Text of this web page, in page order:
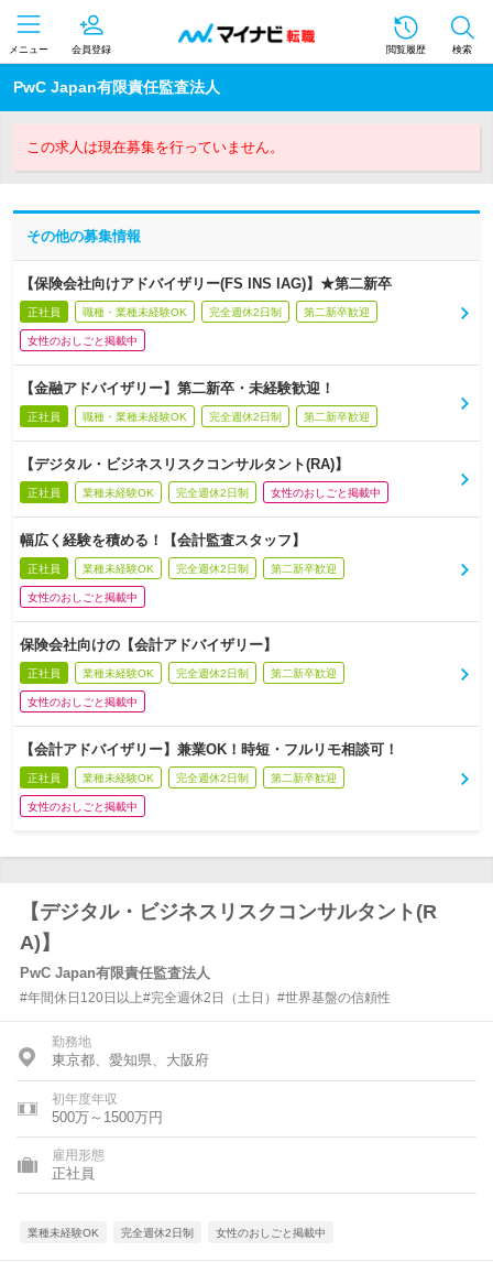
メニュー 会員登録 閲覧履歴 検索
PwC Japan有限責任監査法人
この求人は現在募集を行っていません。
その他の募集情報
【保険会社向けアドバイザリー(FS INS IAG)】★第二新卒
正社員 職種・業種未経験OK 完全週休2日制 第二新卒歓迎
女性のおしごと掲載中
【金融アドバイザリー】第二新卒・未経験歓迎！
正社員 職種・業種未経験OK 完全週休2日制 第二新卒歓迎
【デジタル・ビジネスリスクコンサルタント(RA)】
正社員 業種未経験OK 完全週休2日制 女性のおしごと掲載中
幅広く経験を積める！【会計監査スタッフ】
正社員 業種未経験OK 完全週休2日制 第二新卒歓迎
女性のおしごと掲載中
保険会社向けの【会計アドバイザリー】
正社員 業種未経験OK 完全週休2日制 第二新卒歓迎
女性のおしごと掲載中
【会計アドバイザリー】兼業OK！時短・フルリモ相談可！
正社員 業種未経験OK 完全週休2日制 第二新卒歓迎
女性のおしごと掲載中
【デジタル・ビジネスリスクコンサルタント(R
A)】
PwC Japan有限責任監査法人
#年間休日120日以上#完全週休2日（土日）#世界基盤の信頼性
勤務地
東京都、愛知県、大阪府
初年度年収
500万～1500万円
雇用形態
正社員
業種未経験OK 完全週休2日制 女性のおしごと掲載中